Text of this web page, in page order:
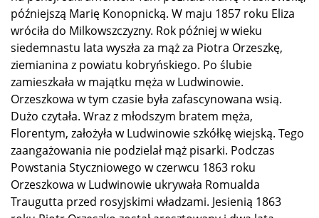
późniejszą Marię Konopnicką. W maju 1857 roku Eliza
wróciła do Milkowszczyzny. Rok później w wieku
siedemnastu lata wyszła za mąż za Piotra Orzeszkę,
ziemianina z powiatu kobryńskiego. Po ślubie
zamieszkała w majątku męża w Ludwinowie.
Orzeszkowa w tym czasie była zafascynowana wsią.
Dużo czytała. Wraz z młodszym bratem męża,
Florentym, założyła w Ludwinowie szkółkę wiejską. Tego
zaangażowania nie podzielał mąż pisarki. Podczas
Powstania Styczniowego w czerwcu 1863 roku
Orzeszkowa w Ludwinowie ukrywała Romualda
Traugutta przed rosyjskimi władzami. Jesienią 1863